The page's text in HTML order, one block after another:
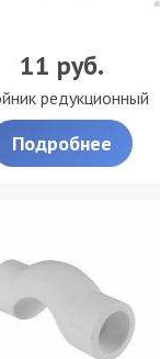
11 руб.
редукционный
Подробнее